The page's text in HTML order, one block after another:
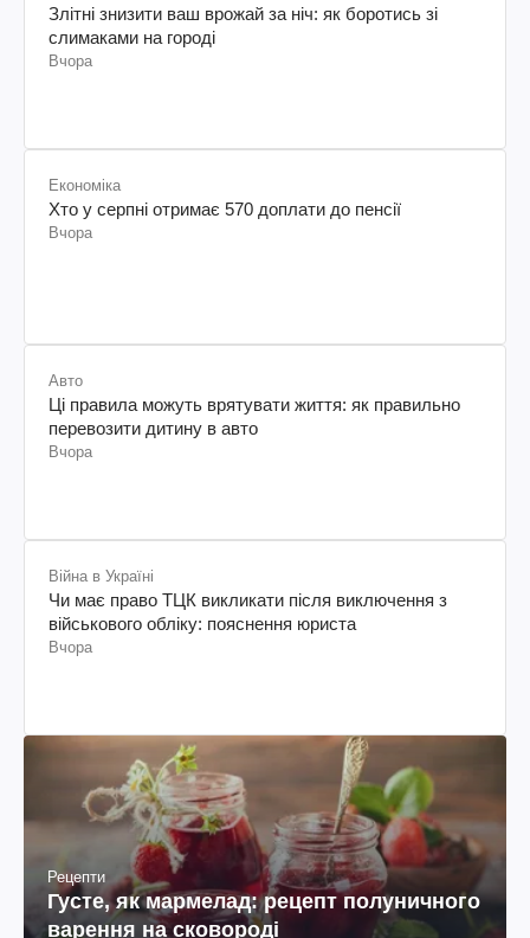
Злітні знизити ваш врожай за ніч: як боротись зі
слимаками на городі
Вчора
Економіка
Хто у серпні отримає 570 доплати до пенсії
Вчора
Авто
Ці правила можуть врятувати життя: як правильно
перевозити дитину в авто
Вчора
Війна в Україні
Чи має право ТЦК викликати після виключення з
військового обліку: пояснення юриста
Вчора
Рецепти
Густе, як мармелад: рецепт полуничного
варення на сковороді